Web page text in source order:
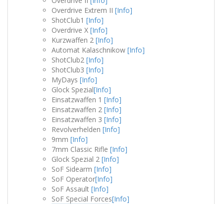
Overdrive Extrem II [Info]
ShotClub1 [Info]
Overdrive X [Info]
Kurzwaffen 2 [Info]
Automat Kalaschnikow [Info]
ShotClub2 [Info]
ShotClub3 [Info]
MyDays [Info]
Glock Spezial[Info]
Einsatzwaffen 1 [Info]
Einsatzwaffen 2 [Info]
Einsatzwaffen 3 [Info]
Revolverhelden [Info]
9mm [Info]
7mm Classic Rifle [Info]
Glock Spezial 2 [Info]
SoF Sidearm [Info]
SoF Operator[Info]
SoF Assault [Info]
SoF Special Forces[Info]